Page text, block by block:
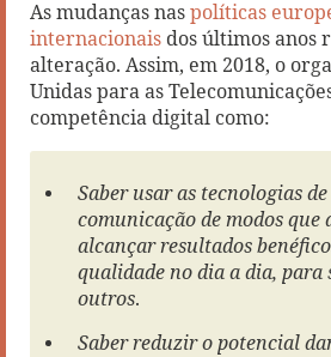
As mudanças nas políticas
internacionais dos últimos anos
alteração. Assim, em 2018, o
Unidas para as
competência digital como:
Saber usar as tecnologias
comunicação de modos que
alcançar resultados
qualidade no dia a dia, para
outros.
Saber reduzir o potencial